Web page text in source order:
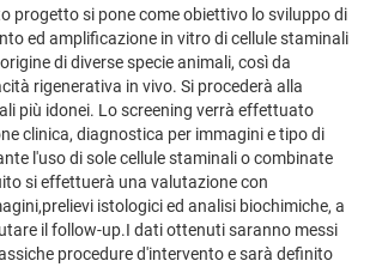
progetto si pone come obiettivo lo sviluppo di
ed amplificazione in vitro di cellule staminali
di diverse specie animali, così da
rigenerativa in vivo. Si procederà alla
più idonei. Lo screening verrà effettuato
clinica, diagnostica per immagini e tipo di
l'uso di sole cellule staminali o combinate
si effettuerà una valutazione con
istologici ed analisi biochimiche, a
il follow-up.I dati ottenuti saranno messi
procedure d'intervento e sarà definito